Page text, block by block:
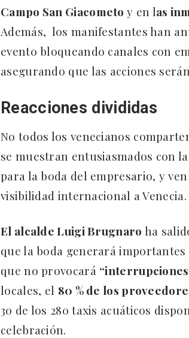
Campo San Giacometo y en las
Además, los manifestantes han
evento bloqueando canales con
asegurando que las acciones
Reacciones divididas
No todos los venecianos
se muestran entusiasmados con
para la boda del empresario, y
visibilidad internacional a Venecia.
El alcalde Luigi Brugnaro ha
que la boda generará
que no provocará
locales, el 80 % de los
30 de los 280 taxis acuáticos
celebración.